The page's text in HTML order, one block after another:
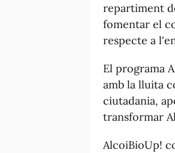
repartiment
fomentar el
respecte a
El programa
amb la lluita
ciutadania,
transformar
AlcoiBioUp!